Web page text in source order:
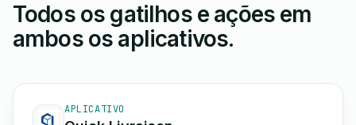
Todos os gatilhos e ações em
ambos os aplicativos.
APLICATIVO